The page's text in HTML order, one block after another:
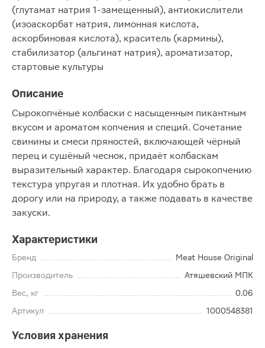
(глутамат натрия 1-замещенный), антиокислители
(изоаскорбат натрия, лимонная кислота,
аскорбиновая кислота), краситель (кармины),
стабилизатор (альгинат натрия), ароматизатор,
стартовые культуры
Описание
Сырокопчёные колбаски с насыщенным пикантным
вкусом и ароматом копчения и специй. Сочетание
свинины и смеси пряностей, включающей чёрный
перец и сушёный чеснок, придаёт колбаскам
выразительный характер. Благодаря сырокопчению
текстура упругая и плотная. Их удобно брать в
дорогу или на природу, а также подавать в качестве
закуски.
Характеристики
Бренд
Meat House Original
Производитель
Атяшевский МПК
Вес, кг
0.06
Артикул
1000548381
Условия хранения